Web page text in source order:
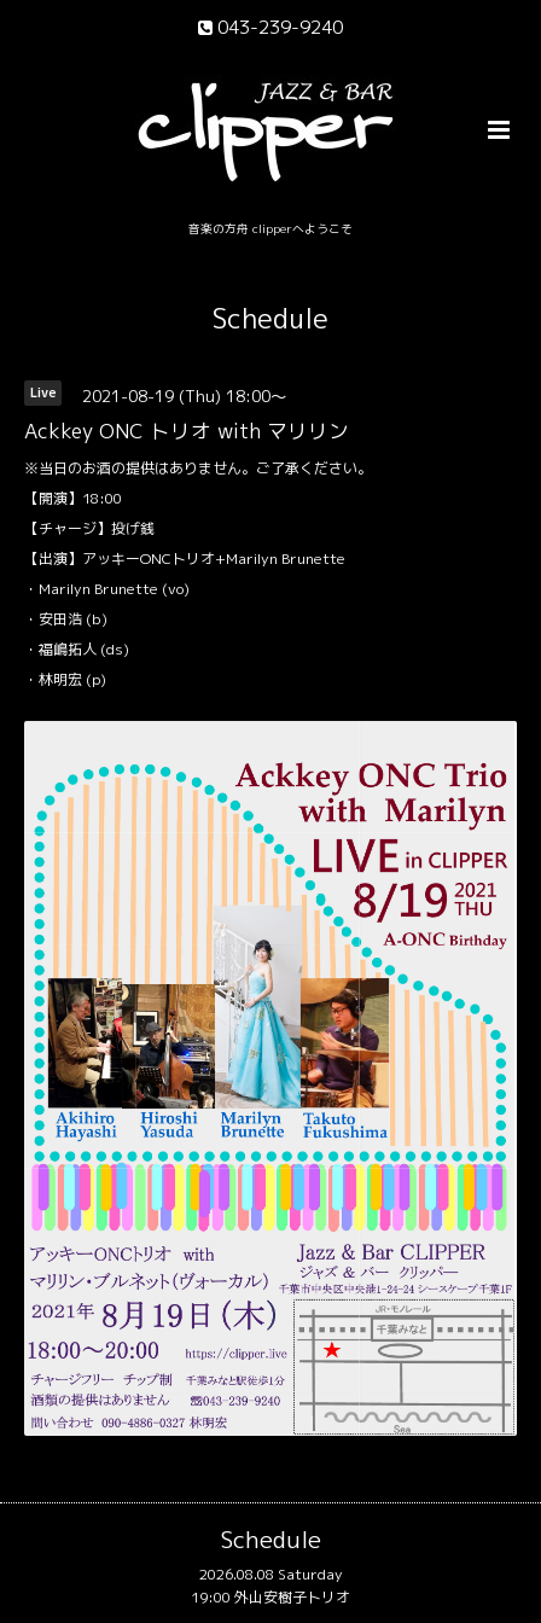
043-239-9240
音楽の方舟 clipperへようこそ
Schedule
Live 2021-08-19 (Thu) 18:00～
Ackkey ONC トリオ with マリリン
※当日のお酒の提供はありません。ご了承ください。
【開演】18:00
【チャージ】投げ銭
【出演】アッキーONCトリオ+Marilyn Brunette
・Marilyn Brunette (vo)
・安田浩 (b)
・福嶋拓人 (ds)
・林明宏 (p)
Schedule
2026.08.08 Saturday
19:00 外山安樹子トリオ